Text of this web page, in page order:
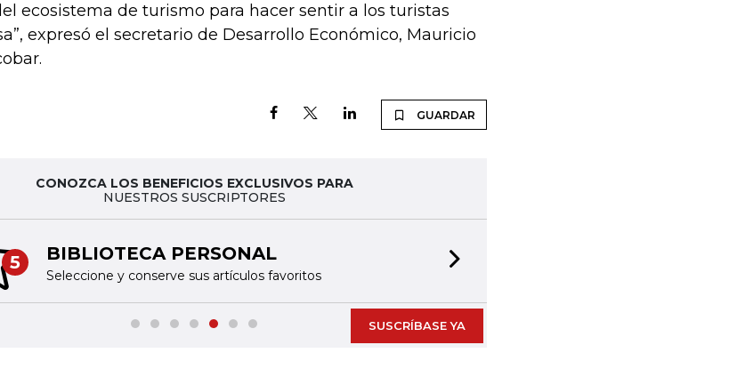
ecosistema de turismo para hacer sentir a los turistas
expresó el secretario de Desarrollo Económico, Mauricio
GUARDAR
CONOZCA LOS BENEFICIOS EXCLUSIVOS PARA
NUESTROS SUSCRIPTORES
5 BIBLIOTECA PERSONAL
Seleccione y conserve sus artículos favoritos
SUSCRÍBASE YA